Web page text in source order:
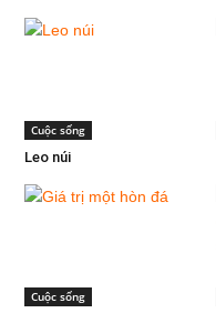
Cuộc sống
Leo núi
Cuộc sống